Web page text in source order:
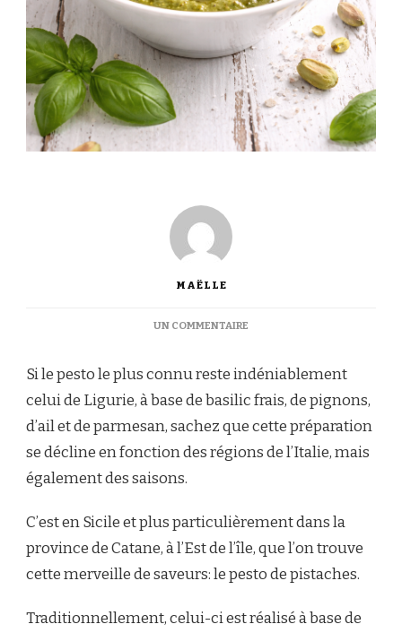
MAËLLE
UN COMMENTAIRE
PISTACHES:
LA
VERSION
RAFFINÉE
PLEINE
Si le pesto le plus connu reste indéniablement
celui de Ligurie, à base de basilic frais, de pignons,
d’ail et de parmesan, sachez que cette préparation
se décline en fonction des régions de l’Italie, mais
également des saisons.
C’est en Sicile et plus particulièrement dans la
province de Catane, à l’Est de l’île, que l’on trouve
cette merveille de saveurs: le pesto de pistaches.
Traditionnellement, celui-ci est réalisé à base de